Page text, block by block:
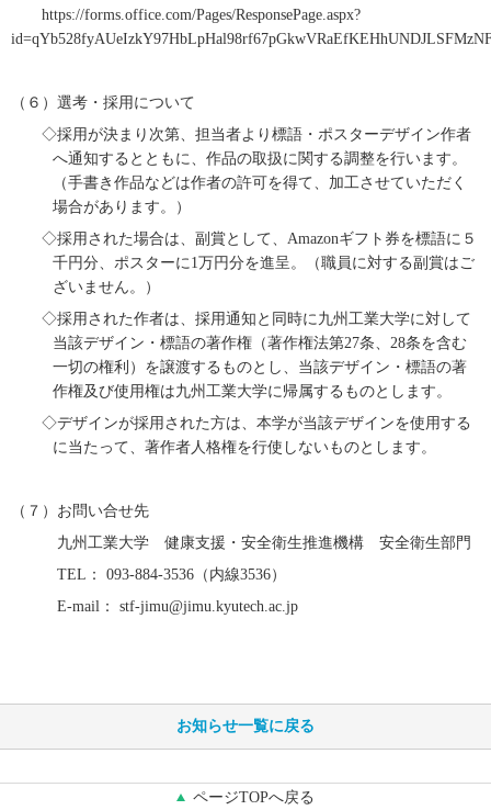
https://forms.office.com/Pages/ResponsePage.aspx?
（６）選考・採用について
◇採用が決まり次第、担当者より標語・ポスターデザイン作者
へ通知するとともに、作品の取扱に関する調整を行います。
（手書き作品などは作者の許可を得て、加工させていただく
場合があります。）
◇採用された場合は、副賞として、 Amazonギフト券を標語に５
千円分、ポスターに1万円分を進呈。（職員に対する副賞はご
ざいません。）
◇採用された作者は、採用通知と同時に九州工業大学に対して
当該デザイン・標語の著作権（著作権法第27条、 28条を含む
一切の権利）を譲渡するものとし、当該デザイン・標語の著
作権及び使用権は九州工業大学に帰属するものとします。
◇デザインが採用された方は、本学が当該デザインを使用する
に当たって、著作者人格権を行使しないものとします。
（７）お問い合せ先
九州工業大学 健康支援・安全衛生推進機構 安全衛生部門
TEL ： 093-884-3536 （内線3536）
E-mail ： stf-jimu@jimu.kyutech.ac.jp
お知らせ一覧に戻る
ページTOPへ戻る